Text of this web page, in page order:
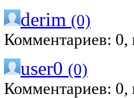
derim (0)
Комментариев: 0,
user0 (0)
Комментариев: 0,